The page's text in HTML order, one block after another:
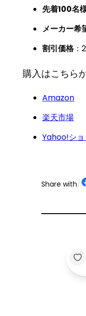
先着100名
メーカー希
割引価格：
購入はこちら
Amazon
楽天市場
Yahoo!シ
Share with/